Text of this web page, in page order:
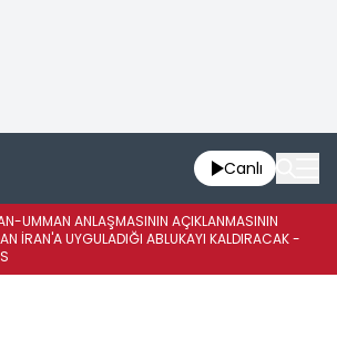
Canlı
UMMAN ANLAŞMASININ AÇIKLANMASININ
İRAN'A UYGULADIĞI ABLUKAYI KALDIRACAK -